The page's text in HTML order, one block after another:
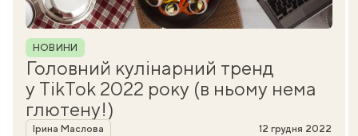
Рубрика
НОВИНИ
Головний кулінарний тренд
у TikTok 2022 року (в ньому нема
глютену!)
Автор
Ірина Маслова 12 грудня 2022